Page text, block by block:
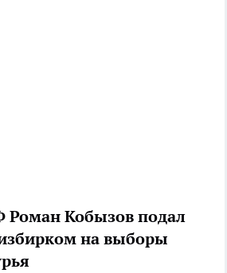
Роман Кобызов подал
на выборы